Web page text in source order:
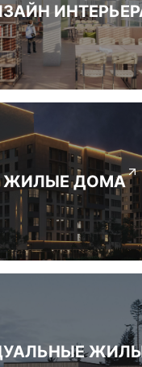
ЖИЛЫЕ ДОМА